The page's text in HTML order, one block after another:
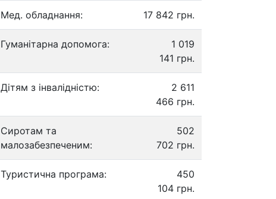
Мед. обладнання: 17 842 грн.
Гуманітарна допомога:
1 019
141 грн.
Дітям з інвалідністю:
2 611
466 грн.
Сиротам та
малозабезпеченим:
502
702 грн.
Туристична програма:
450
104 грн.